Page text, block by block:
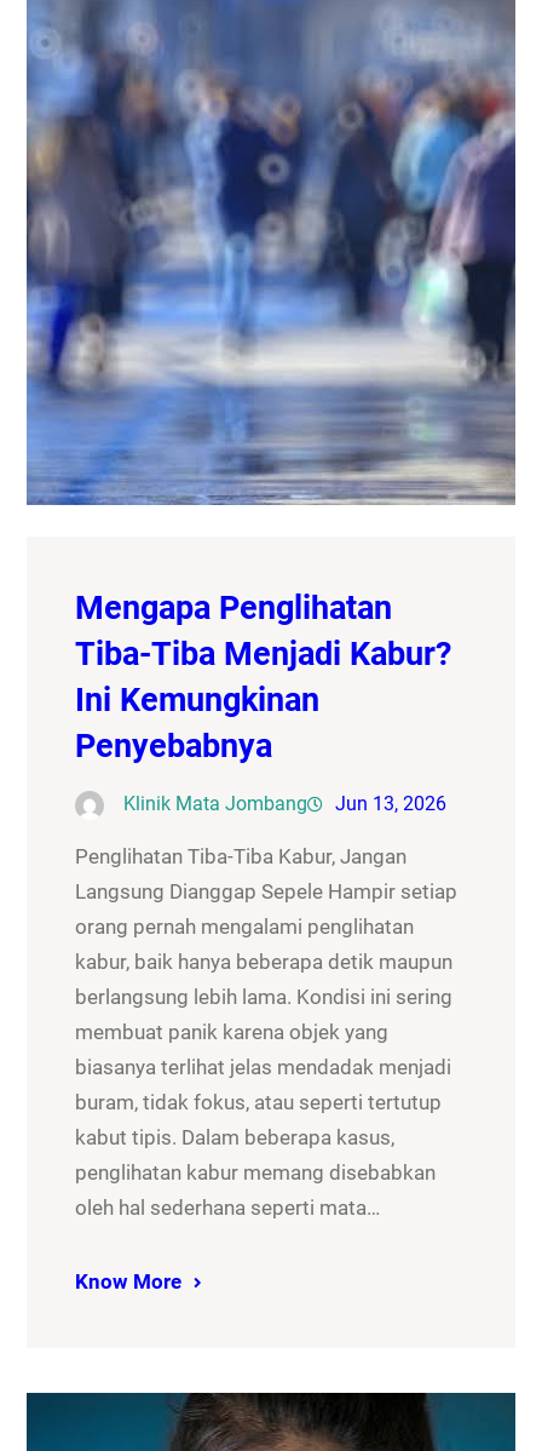
Mengapa Penglihatan
Tiba-Tiba Menjadi Kabur?
Ini Kemungkinan
Penyebabnya
Klinik Mata Jombang Jun 13, 2026
Penglihatan Tiba-Tiba Kabur, Jangan
Langsung Dianggap Sepele Hampir setiap
orang pernah mengalami penglihatan
kabur, baik hanya beberapa detik maupun
berlangsung lebih lama. Kondisi ini sering
membuat panik karena objek yang
biasanya terlihat jelas mendadak menjadi
buram, tidak fokus, atau seperti tertutup
kabut tipis. Dalam beberapa kasus,
penglihatan kabur memang disebabkan
oleh hal sederhana seperti mata…
Know More